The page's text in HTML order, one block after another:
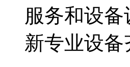
服务和设
新专业设备